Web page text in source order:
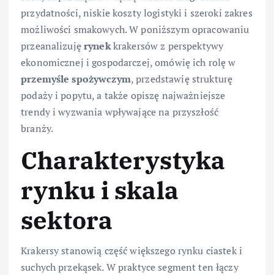
przydatności, niskie koszty logistyki i szeroki zakres
możliwości smakowych. W poniższym opracowaniu
przeanalizujęrynekkrakersów z perspektywy
ekonomicznej i gospodarczej, omówię ich rolę w
przemyśle spożywczym, przedstawię strukturę
podaży i popytu, a także opiszę najważniejsze
trendy i wyzwania wpływające na przyszłość
branży.
Charakterystyka
rynku i skala
sektora
Krakersy stanowią część większego rynku ciastek i
suchych przekąsek. W praktyce segment ten łączy